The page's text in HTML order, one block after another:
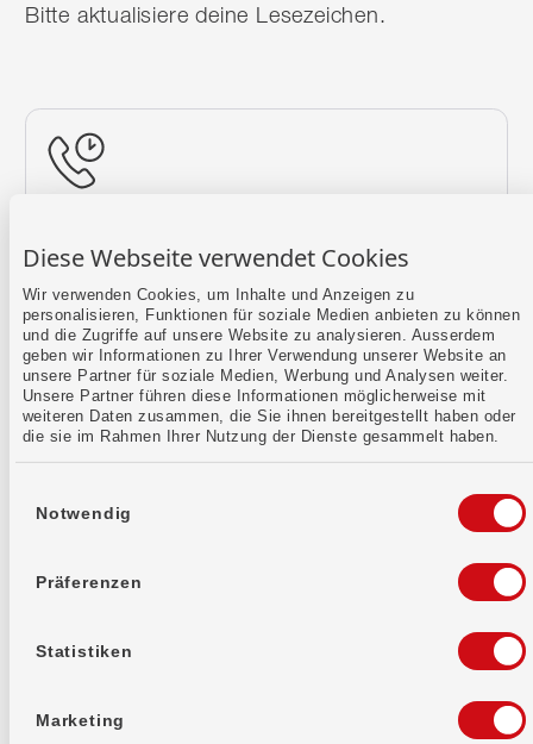
Diese Webseite verwendet Cookies
Wir verwenden Cookies, um Inhalte und Anzeigen zu
personalisieren, Funktionen für soziale Medien anbieten zu können
und die Zugriffe auf unsere Website zu analysieren. Ausserdem
geben wir Informationen zu Ihrer Verwendung unserer Website an
unsere Partner für soziale Medien, Werbung und Analysen weiter.
Unsere Partner führen diese Informationen möglicherweise mit
weiteren Daten zusammen, die Sie ihnen bereitgestellt haben oder
die sie im Rahmen Ihrer Nutzung der Dienste gesammelt haben.
Notwendig
Präferenzen
Statistiken
Marketing
Bitte aktualisiere deine Lesezeichen.
Mehr erfahren
Kontaktformular